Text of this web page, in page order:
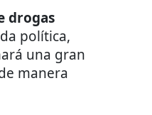
drogas
política,
una gran
manera